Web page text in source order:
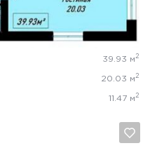
39.93 м 2
20.03 м 2
11.47 м 2
Отмена